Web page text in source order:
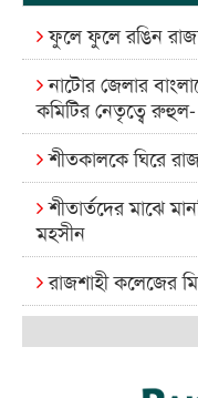
ফুলে ফুলে রঙিন
নাটোর জেলার
কমিটির নেতৃত্বে
শীতকালকে ঘিরে
শীতার্তদের মাঝে
মহসীন
রাজশাহী কলেজের
কেমন আছে আমাদের